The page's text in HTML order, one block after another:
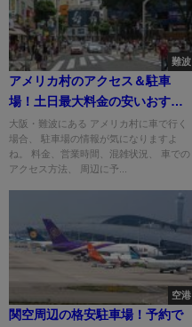
難波
アメリカ村のアクセス＆駐車
場！土日最大料金の安いおすす
めは？
大阪・難波にある アメリカ村に車で行く
場合、 駐車場の情報が気になりますよ
ね。 料金、営業時間、混雑状況、 車での
アクセス方法、 周辺に予...
空港
関空周辺の格安駐車場！予約で